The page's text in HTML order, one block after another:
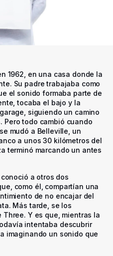
1962, en una casa donde la
Su padre trabajaba como
el sonido formaba parte de
tocaba el bajo y la
siguiendo un camino
Pero todo cambió cuando
mudó a Belleville, un
a unos 30 kilómetros del
terminó marcando un antes
a otros dos
como él, compartían una
de no encajar del
Más tarde, se los
Y es que, mientras la
intentaba descubrir
imaginando un sonido que